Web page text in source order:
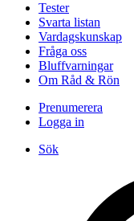
Tester
Svarta listan
Vardagskunskap
Fråga oss
Bluffvarningar
Om Råd & Rön
Prenumerera
Logga in
Sök